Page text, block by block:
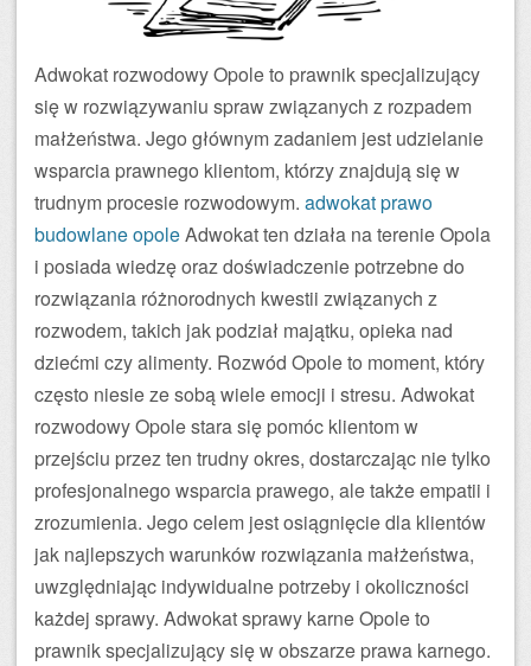
Adwokat rozwodowy Opole to prawnik specjalizujący
się w rozwiązywaniu spraw związanych z rozpadem
małżeństwa. Jego głównym zadaniem jest udzielanie
wsparcia prawnego klientom, którzy znajdują się w
trudnym procesie rozwodowym. adwokat prawo
budowlane opoleAdwokat ten działa na terenie Opola
i posiada wiedzę oraz doświadczenie potrzebne do
rozwiązania różnorodnych kwestii związanych z
rozwodem, takich jak podział majątku, opieka nad
dziećmi czy alimenty. Rozwód Opole to moment, który
często niesie ze sobą wiele emocji i stresu. Adwokat
rozwodowy Opole stara się pomóc klientom w
przejściu przez ten trudny okres, dostarczając nie tylko
profesjonalnego wsparcia prawego, ale także empatii i
zrozumienia. Jego celem jest osiągnięcie dla klientów
jak najlepszych warunków rozwiązania małżeństwa,
uwzględniając indywidualne potrzeby i okoliczności
każdej sprawy. Adwokat sprawy karne Opole to
prawnik specjalizujący się w obszarze prawa karnego.